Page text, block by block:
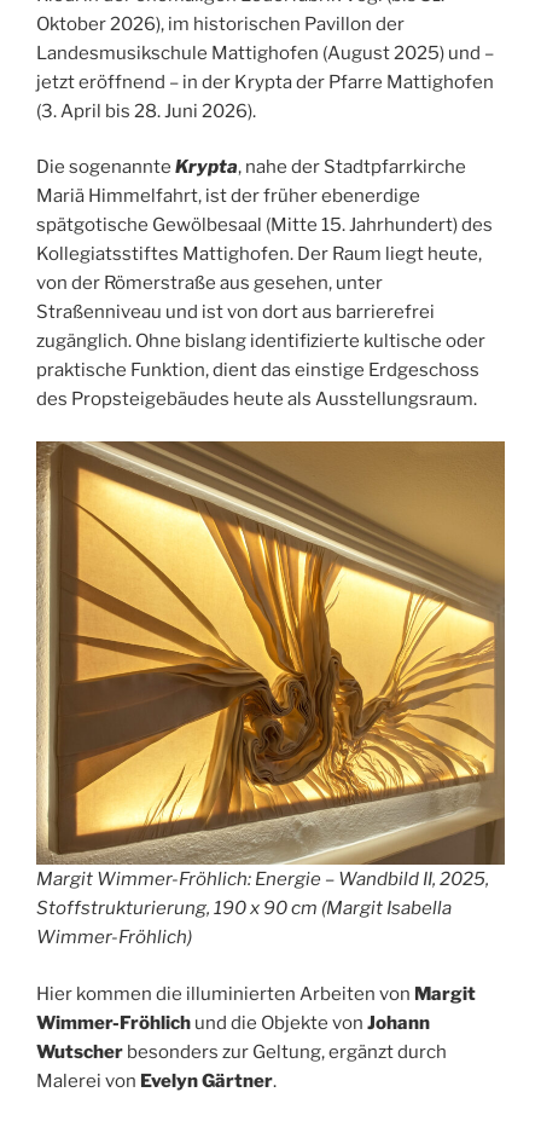
Oktober 2026), im historischen Pavillon der
Landesmusikschule Mattighofen (August 2025) und –
jetzt eröffnend – in der Krypta der Pfarre Mattighofen
(3. April bis 28. Juni 2026).
Die sogenannte Krypta, nahe der Stadtpfarrkirche
Mariä Himmelfahrt, ist der früher ebenerdige
spätgotische Gewölbesaal (Mitte 15. Jahrhundert) des
Kollegiatsstiftes Mattighofen. Der Raum liegt heute,
von der Römerstraße aus gesehen, unter
Straßenniveau und ist von dort aus barrierefrei
zugänglich. Ohne bislang identifizierte kultische oder
praktische Funktion, dient das einstige Erdgeschoss
des Propsteigebäudes heute als Ausstellungsraum.
Margit Wimmer-Fröhlich: Energie – Wandbild II, 2025,
Stoffstrukturierung, 190 x 90 cm (Margit Isabella
Wimmer-Fröhlich)
Hier kommen die illuminierten Arbeiten von Margit
Wimmer-Fröhlich und die Objekte von Johann
Wutscher besonders zur Geltung, ergänzt durch
Malerei von Evelyn Gärtner.